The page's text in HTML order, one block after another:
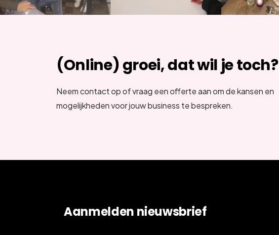
(Online) groei, dat wil je toch?
Neem contact op of vraag een offerte aan om de kansen en
mogelijkheden voor jouw business te bespreken.
Aanmelden nieuwsbrief